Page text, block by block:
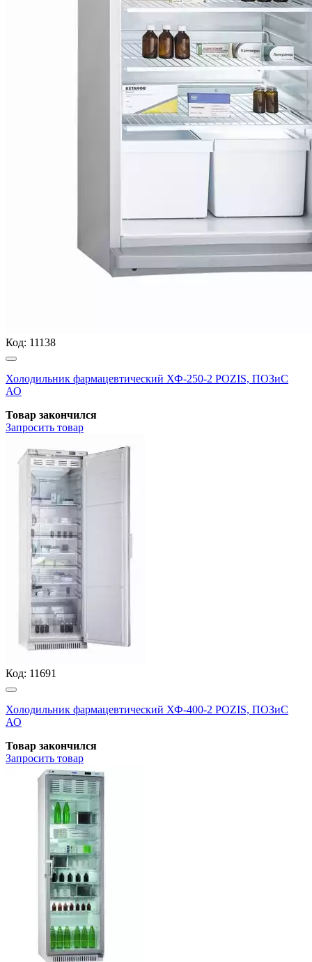
Код: 11138
Холодильник фармацевтический ХФ-250-2 POZIS, ПОЗиС
АО
Товар закончился
Запросить товар
Код: 11691
Холодильник фармацевтический ХФ-400-2 POZIS, ПОЗиС
АО
Товар закончился
Запросить товар